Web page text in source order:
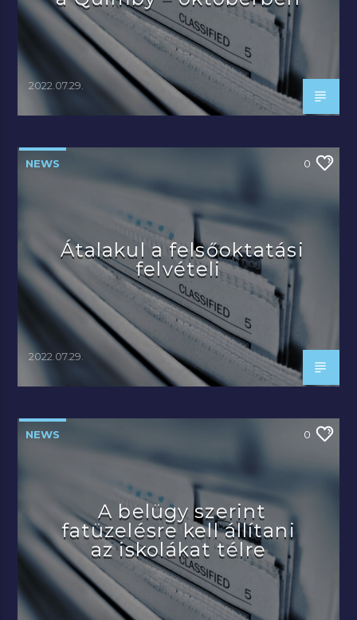
2022.07.29.
NEWS 0
Átalakul a felsőoktatási
felvételi
2022.07.29.
NEWS 0
A belügy szerint
fatüzelésre kell állítani
az iskolákat télre